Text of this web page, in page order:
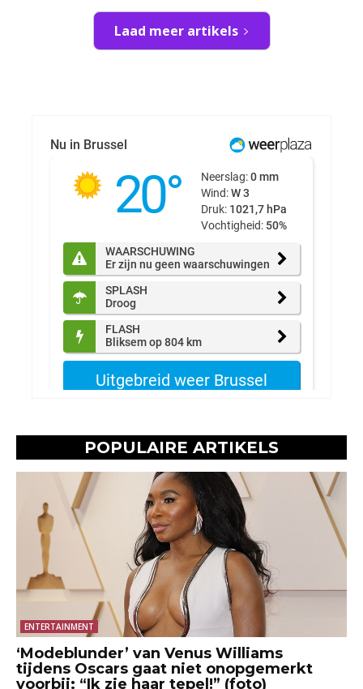
Laad meer artikels
POPULAIRE ARTIKELS
ENTERTAINMENT
‘Modeblunder’ van Venus Williams
tijdens Oscars gaat niet onopgemerkt
voorbij: “Ik zie haar tepel!” (foto)